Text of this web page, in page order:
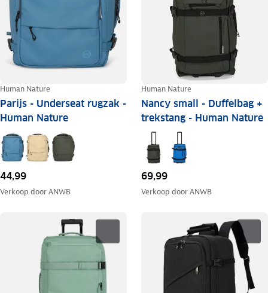
Human Nature
Parijs - Underseat rugzak -
Human Nature
44,99
Verkoop doorANWB
Human Nature
Nancy small - Duffelbag +
trekstang - Human Nature
69,99
Verkoop doorANWB